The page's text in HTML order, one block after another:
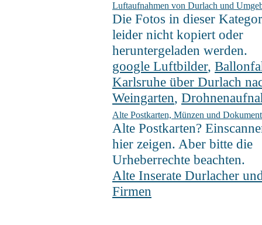
Luftaufnahmen von Durlach und
Die Fotos in dieser
leider nicht kopiert oder
heruntergeladen werden.
google Luftbilder,
Karlsruhe über Durlach
Weingarten,
Alte Postkarten, Münzen und
Alte Postkarten?
hier zeigen. Aber bitte die
Urheberrechte beachten.
Alte Inserate Durlacher
Firmen